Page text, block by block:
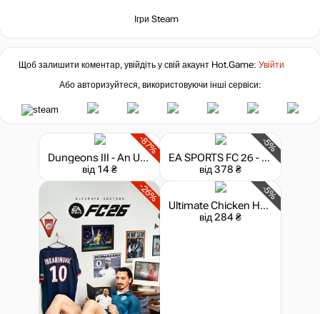
Ігри Steam
Щоб залишити коментар, увійдіть у свій акаунт Hot.Game: Увійти
Або авторизуйтеся, використовуючи інші сервіси:
-87%
Dungeons III - An Unexpected DLC
від 14 ₴
-5%
EA SPORTS FC 26 - 1050 FC Points
від 378 ₴
-26% -5%
Ultimate Chicken Horse
від 284 ₴